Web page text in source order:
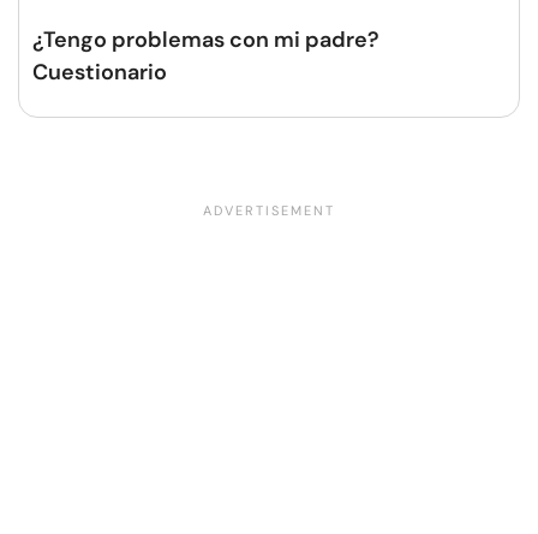
¿Tengo problemas con mi padre?
Cuestionario